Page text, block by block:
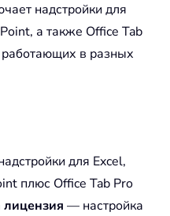
надстройки для
а также Office Tab
в разных
для Excel,
плюс Office Tab Pro
— настройка